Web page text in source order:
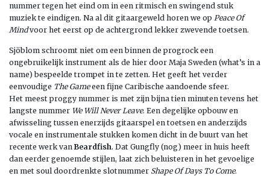
nummer tegen het eind om in een ritmisch en swingend stuk
muziek te eindigen. Na al dit gitaargeweld horen we op Peace Of
Mindvoor het eerst op de achtergrond lekker zwevende toetsen.
Sjöblom schroomt niet om een binnen de progrock een
ongebruikelijk instrument als de hier door Maja Sweden (what’s in a
name) bespeelde trompet in te zetten. Het geeft het verder
eenvoudige The Gameeen fijne Caribische aandoende sfeer.
Het meest proggy nummer is met zijn bijna tien minuten tevens het
langste nummer We Will Never Leave. Een degelijke opbouw en
afwisseling tussen enerzijds gitaarspel en toetsen en anderzijds
vocale en instrumentale stukken komen dicht in de buurt van het
recente werk van Beardfish. Dat Gungfly (nog) meer in huis heeft
dan eerder genoemde stijlen, laat zich beluisteren in het gevoelige
en met soul doordrenkte slotnummer Shape Of Days To Come.